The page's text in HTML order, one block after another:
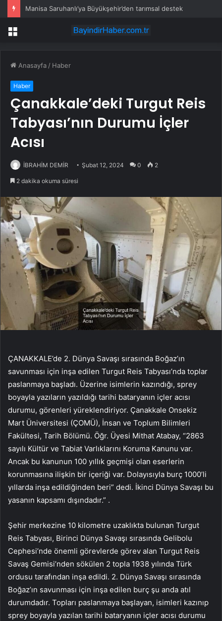
Manisa Saruhanlı’ya Büyükşehir’den tarımsal destek
Menü
Anasayfa / Haber
Haber
Çanakkale’deki Turgut Reis
Tabyası’nın Durumu İçler
Acısı
İBRAHİM DEMİR Şubat 12, 2024 0 2
2 dakika okuma süresi
ÇANAKKALE’de 2. Dünya Savaşı sırasında Boğaz’ın
savunması için inşa edilen Turgut Reis Tabyası’nda toplar
paslanmaya başladı. Üzerine isimlerin kazındığı, sprey
boyayla yazıların yazıldığı tarihi bataryanın içler acısı
durumu, görenleri yüreklendiriyor. Çanakkale Onsekiz
Mart Üniversitesi (ÇOMÜ), İnsan ve Toplum Bilimleri
Fakültesi, Tarih Bölümü. Öğr. Üyesi Mithat Atabay, “2863
sayılı Kültür ve Tabiat Varlıklarını Koruma Kanunu var.
Ancak bu kanunun 100 yıllık geçmişi olan eserlerin
korunmasına ilişkin bir içeriği var. Dolayısıyla burç 1000’li
yıllarda inşa edildiğinden beri” dedi. İkinci Dünya Savaşı bu
yasanın kapsamı dışındadır.” .
Şehir merkezine 10 kilometre uzaklıkta bulunan Turgut
Reis Tabyası, Birinci Dünya Savaşı sırasında Gelibolu
Cephesi’nde önemli görevlerde görev alan Turgut Reis
Savaş Gemisi’nden sökülen 2 topla 1938 yılında Türk
ordusu tarafından inşa edildi. 2. Dünya Savaşı sırasında
Boğaz’ın savunması için inşa edilen burç şu anda atıl
durumdadır. Topları paslanmaya başlayan, isimleri kazınıp
sprey boyayla yazılan tarihi bataryanın içler acısı durumu